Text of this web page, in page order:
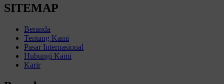
SITEMAP
Beranda
Tentang Kami
Pasar Internasional
Hubungi Kami
Karir